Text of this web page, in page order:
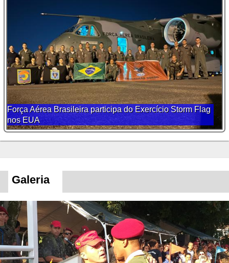
Força Aérea Brasileira participa do Exercício Storm Flag
nos EUA
Galeria